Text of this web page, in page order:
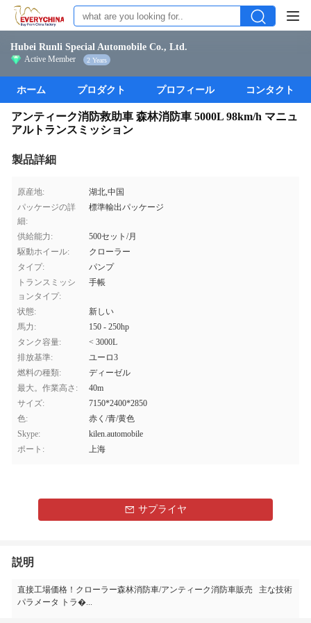
Hubei Runli Special Automobile Co., Ltd.
Active Member 2 Years
ホーム プロダクト プロフィール コンタクト
アンティーク消防救助車 森林消防車 5000L 98km/h マニュ
アルトランスミッション
製品詳細
原産地:
湖北,中国
パッケージの詳
細:
標準輸出パッケージ
供給能力:
500セット/月
駆動ホイール:
クローラー
タイプ:
パンプ
トランスミッシ
ョンタイプ:
手帳
状態:
新しい
馬力:
150 - 250hp
タンク容量:
< 3000L
排放基準:
ユーロ3
燃料の種類:
ディーゼル
最大。作業高さ:
40m
サイズ:
7150*2400*2850
色:
赤く/青/黄色
Skype:
kilen.automobile
ポート:
上海
サプライヤ
説明
直接工場価格！クローラー森林消防車/アンティーク消防車販売 主な技術
パラメータ トラ�...